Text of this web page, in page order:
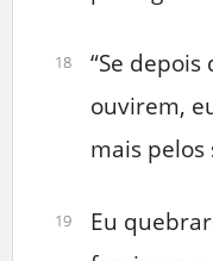
18
“Se
ouvirem,
mais pelos
19
Eu